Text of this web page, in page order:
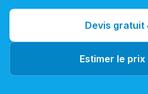
Devis gratuit
Estimer le